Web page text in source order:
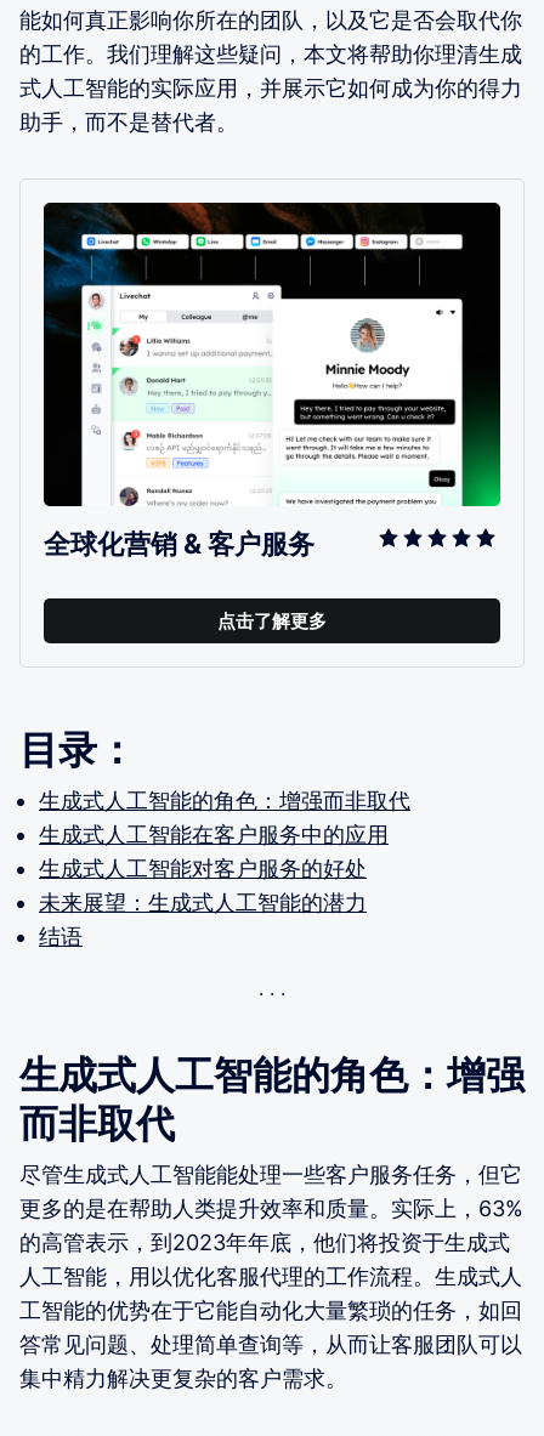
能如何真正影响你所在的团队，以及它是否会取代你
的工作。我们理解这些疑问，本文将帮助你理清生成
式人工智能的实际应用，并展示它如何成为你的得力
助手，而不是替代者。
全球化营销 & 客户服务
点击了解更多
目录：
生成式人工智能的角色：增强而非取代
生成式人工智能在客户服务中的应用
生成式人工智能对客户服务的好处
未来展望：生成式人工智能的潜力
结语
生成式人工智能的角色：增强
而非取代
尽管生成式人工智能能处理一些客户服务任务，但它
更多的是在帮助人类提升效率和质量。实际上，63%
的高管表示，到2023年年底，他们将投资于生成式
人工智能，用以优化客服代理的工作流程。生成式人
工智能的优势在于它能自动化大量繁琐的任务，如回
答常见问题、处理简单查询等，从而让客服团队可以
集中精力解决更复杂的客户需求。